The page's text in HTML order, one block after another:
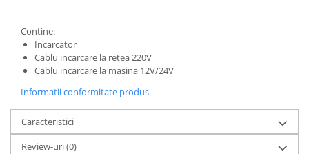
Contine:
Incarcator
Cablu incarcare la retea 220V
Cablu incarcare la masina 12V/24V
Informatii conformitate produs
Caracteristici
Review-uri(0)